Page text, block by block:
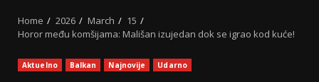
Home 2026 March
15
Horor među komšijama: Mališan izujedan dok se igrao kod kuće!
Aktuelno Balkan Najnovije Udarno